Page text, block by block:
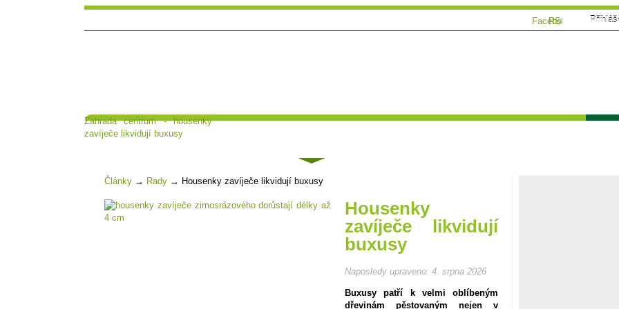
Facebook
RSS
Zahrada centrum - housenky
zavíječe likvidují buxusy
Hlavní strana Poradna a diskuse
Články → Rady → Housenky zavíječe likvidují buxusy
Housenky
zavíječe likvidují
buxusy
Naposledy upraveno: 4. srpna 2026
Buxusy patří k velmi oblíbeným
dřevinám pěstovaným nejen v